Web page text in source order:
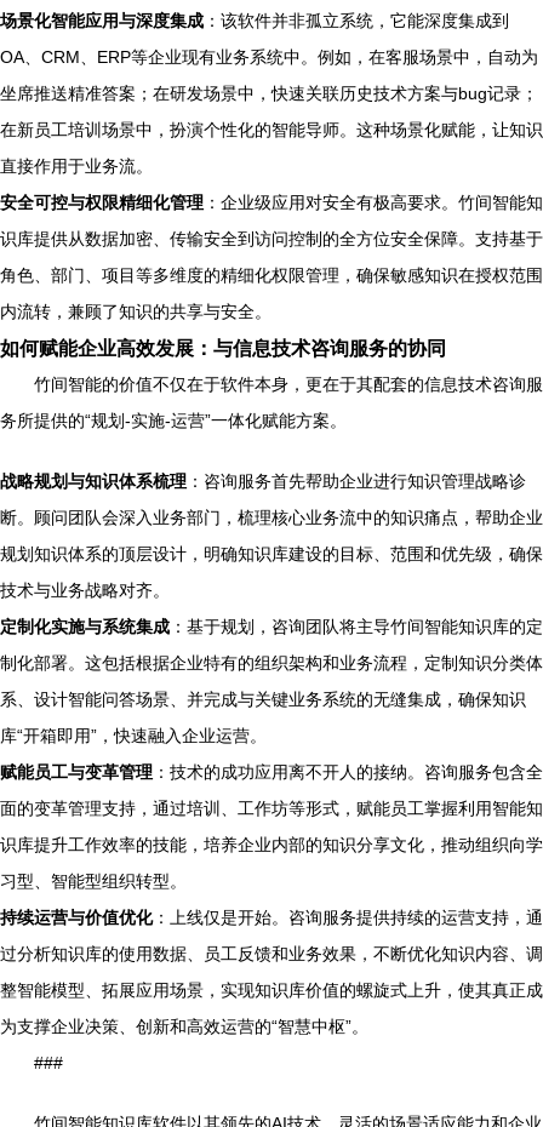
场景化智能应用与深度集成 ：该软件并非孤立系统，它能深度集成到
OA、CRM、ERP等企业现有业务系统中。例如，在客服场景中，自动为
坐席推送精准答案；在研发场景中，快速关联历史技术方案与bug记录；
在新员工培训场景中，扮演个性化的智能导师。这种场景化赋能，让知识
直接作用于业务流。
安全可控与权限精细化管理 ：企业级应用对安全有极高要求。竹间智能知
识库提供从数据加密、传输安全到访问控制的全方位安全保障。支持基于
角色、部门、项目等多维度的精细化权限管理，确保敏感知识在授权范围
内流转，兼顾了知识的共享与安全。
如何赋能企业高效发展：与信息技术咨询服务的协同
竹间智能的价值不仅在于软件本身，更在于其配套的信息技术咨询服
务所提供的“规划-实施-运营”一体化赋能方案。
战略规划与知识体系梳理 ：咨询服务首先帮助企业进行知识管理战略诊
断。顾问团队会深入业务部门，梳理核心业务流中的知识痛点，帮助企业
规划知识体系的顶层设计，明确知识库建设的目标、范围和优先级，确保
技术与业务战略对齐。
定制化实施与系统集成 ：基于规划，咨询团队将主导竹间智能知识库的定
制化部署。这包括根据企业特有的组织架构和业务流程，定制知识分类体
系、设计智能问答场景、并完成与关键业务系统的无缝集成，确保知识
库“开箱即用”，快速融入企业运营。
赋能员工与变革管理 ：技术的成功应用离不开人的接纳。咨询服务包含全
面的变革管理支持，通过培训、工作坊等形式，赋能员工掌握利用智能知
识库提升工作效率的技能，培养企业内部的知识分享文化，推动组织向学
习型、智能型组织转型。
持续运营与价值优化：上线仅是开始。咨询服务提供持续的运营支持，通
过分析知识库的使用数据、员工反馈和业务效果，不断优化知识内容、调
整智能模型、拓展应用场景，实现知识库价值的螺旋式上升，使其真正成
为支撑企业决策、创新和高效运营的“智慧中枢”。
###